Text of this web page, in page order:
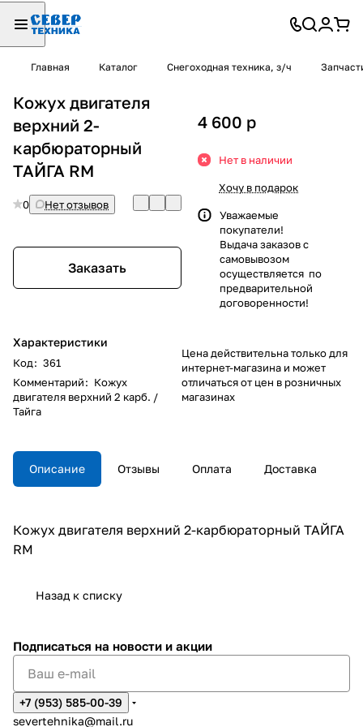
Главная Каталог Снегоходная техника, з/ч
Кожух двигателя
верхний 2-
карбюраторный
ТАЙГА RM
0 Нет отзывов
Заказать
Характеристики
Код: 361
Комментарий: Кожух
двигателя верхний 2 карб. /
Тайга
4 600 p
Нет в наличии
Хочу в подарок
Уважаемые
покупатели!
Выдача заказов с
самовывозом
осуществляется по
предварительной
договоренности!
Цена действительна только для
интернет-магазина и может
отличаться от цен в розничных
магазинах
Описание Отзывы Оплата Доставка
Кожух двигателя верхний 2-карбюраторный ТАЙГА
RM
Назад к списку
Подписаться на новости и акции
+7 (953) 585-00-39
severtehnika@mail.ru